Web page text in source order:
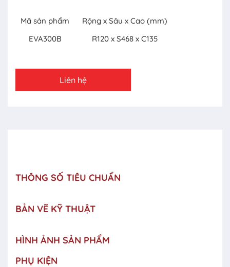
Mã sản phẩm
Rộng x Sâu x Cao (mm)
EVA300B
R120 x S468 x C135
Liên hệ
THÔNG SỐ TIÊU CHUẨN
BẢN VẼ KỸ THUẬT
HÌNH ẢNH SẢN PHẨM
PHỤ KIỆN